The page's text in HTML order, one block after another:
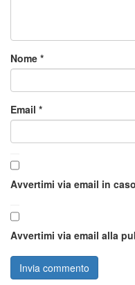
Nome *
Email *
Avvertimi via email in
Avvertimi via email alla